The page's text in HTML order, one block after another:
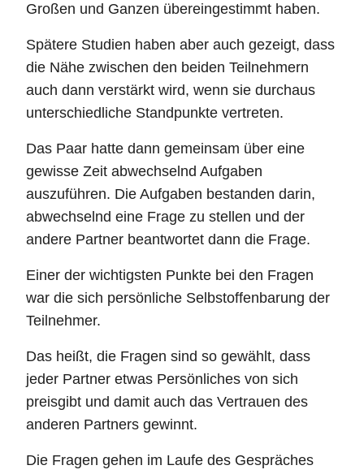
Großen und Ganzen übereingestimmt haben.
Spätere Studien haben aber auch gezeigt, dass
die Nähe zwischen den beiden Teilnehmern
auch dann verstärkt wird, wenn sie durchaus
unterschiedliche Standpunkte vertreten.
Das Paar hatte dann gemeinsam über eine
gewisse Zeit abwechselnd Aufgaben
auszuführen. Die Aufgaben bestanden darin,
abwechselnd eine Frage zu stellen und der
andere Partner beantwortet dann die Frage.
Einer der wichtigsten Punkte bei den Fragen
war die sich persönliche Selbstoffenbarung der
Teilnehmer.
Das heißt, die Fragen sind so gewählt, dass
jeder Partner etwas Persönliches von sich
preisgibt und damit auch das Vertrauen des
anderen Partners gewinnt.
Die Fragen gehen im Laufe des Gespräches